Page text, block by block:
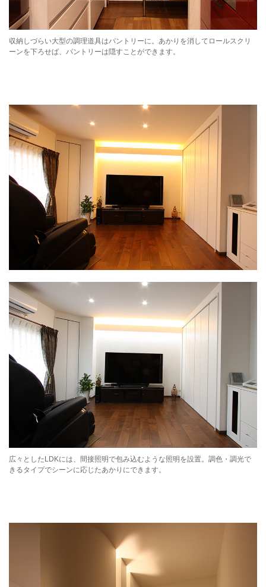
収納しづらい大型の調理道具はパントリーに。あかりを消してロールスクリ
ーンを下ろせば、パントリーは隠すことができます。
広々としたLDKには、間接照明で包み込むような照明を設置。調色・調光で
きるタイプでシーンに応じたあかりにできます。